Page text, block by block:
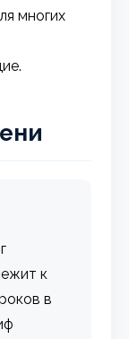
многих
к
в